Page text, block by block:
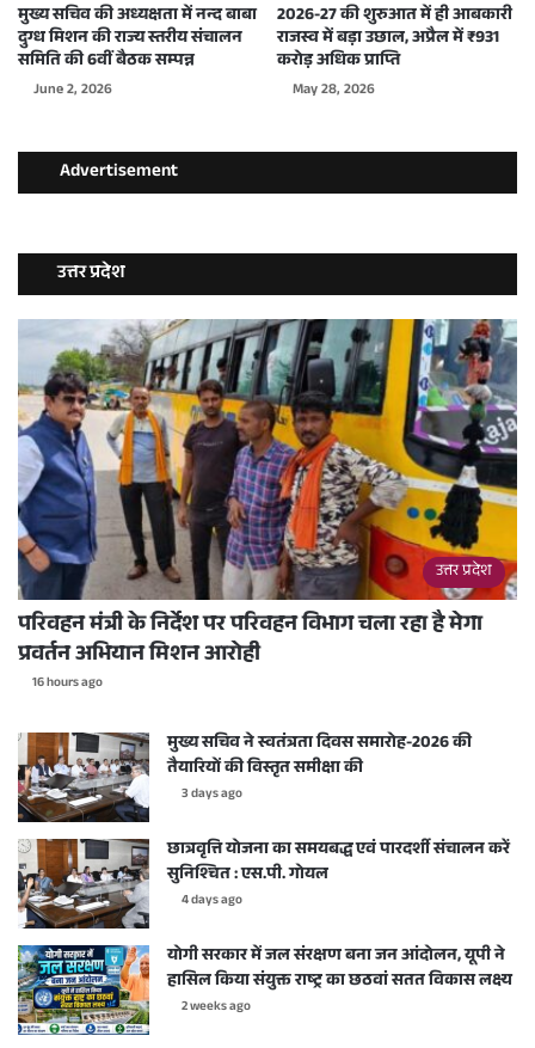
मुख्य सचिव की अध्यक्षता में नन्द बाबा
दुग्ध मिशन की राज्य स्तरीय संचालन
समिति की 6वीं बैठक सम्पन्न
June 2, 2026
2026-27 की शुरुआत में ही आबकारी
राजस्व में बड़ा उछाल, अप्रैल में ₹931
करोड़ अधिक प्राप्ति
May 28, 2026
Advertisement
उत्तर प्रदेश
उत्तर प्रदेश
परिवहन मंत्री के निर्देश पर परिवहन विभाग चला रहा है मेगा
प्रवर्तन अभियान मिशन आरोही
16 hours ago
मुख्य सचिव ने स्वतंत्रता दिवस समारोह-2026 की
तैयारियों की विस्तृत समीक्षा की
3 days ago
छात्रवृत्ति योजना का समयबद्ध एवं पारदर्शी संचालन करें
सुनिश्चित : एस.पी. गोयल
4 days ago
योगी सरकार में जल संरक्षण बना जन आंदोलन, यूपी ने
हासिल किया संयुक्त राष्ट्र का छठवां सतत विकास लक्ष्य
2 weeks ago